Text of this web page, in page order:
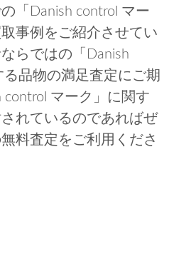
「Danish control マー
事例をご紹介させてい
らではの「Danish
品物の満足査定にご期
マーク」に関す
れているのであればぜ
料査定をご利用くださ